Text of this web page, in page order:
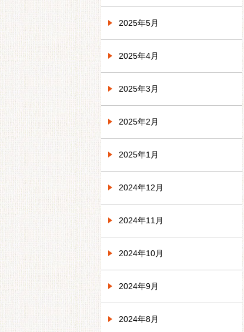
2025年5月
2025年4月
2025年3月
2025年2月
2025年1月
2024年12月
2024年11月
2024年10月
2024年9月
2024年8月